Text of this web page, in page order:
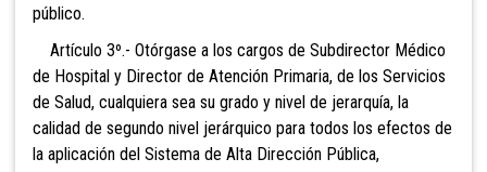
público.
Artículo 3º.- Otórgase a los cargos de Subdirector Médico
de Hospital y Director de Atención Primaria, de los Servicios
de Salud, cualquiera sea su grado y nivel de jerarquía, la
calidad de segundo nivel jerárquico para todos los efectos de
la aplicación del Sistema de Alta Dirección Pública,